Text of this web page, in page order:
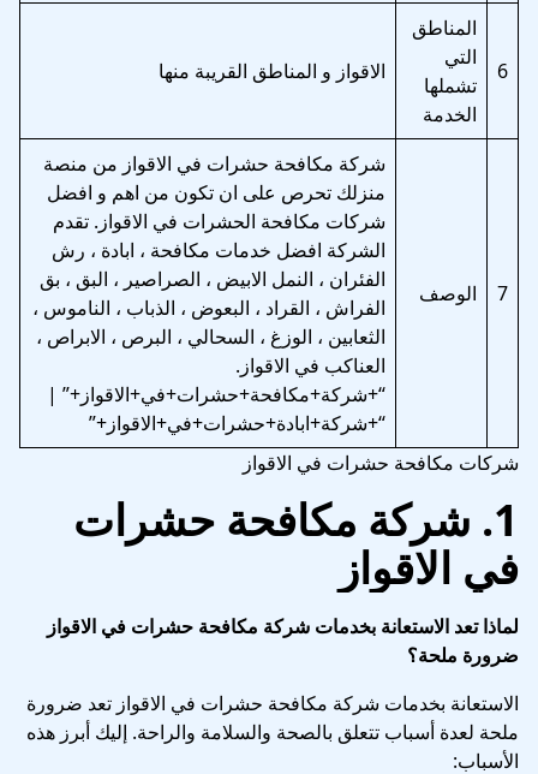
6
المناطق
التي
تشملها
الخدمة
الاقواز و المناطق القريبة منها
7 الوصف
شركة مكافحة حشرات في الاقواز من منصة
منزلك تحرص على ان تكون من اهم و افضل
شركات مكافحة الحشرات في الاقواز. تقدم
الشركة افضل خدمات مكافحة ، ابادة ، رش
الفئران ، النمل الابيض ، الصراصير ، البق ، بق
الفراش ، القراد ، البعوض ، الذباب ، الناموس ،
الثعابين ، الوزغ ، السحالي ، البرص ، الابراص ،
العناكب في الاقواز.
“+شركة+مكافحة+حشرات+في+الاقواز+” |
“+شركة+ابادة+حشرات+في+الاقواز+”
شركات مكافحة حشرات في الاقواز
1. شركة مكافحة حشرات
في الاقواز
لماذا تعد الاستعانة بخدمات شركة مكافحة حشرات في الاقواز
ضرورة ملحة؟
الاستعانة بخدمات شركة مكافحة حشرات في الاقواز تعد ضرورة
ملحة لعدة أسباب تتعلق بالصحة والسلامة والراحة. إليك أبرز هذه
الأسباب: